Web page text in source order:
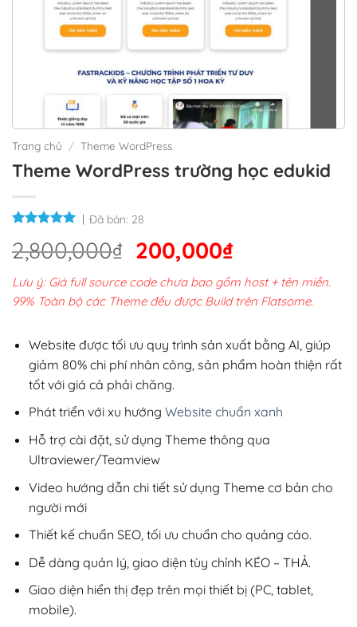
Trang chủ / Theme WordPress
Theme WordPress trường học edukid
Đã bán: 28
2,800,000₫ Giá
gốc
là:
2,800,000₫.
200,000₫Giá
hiện
tại
200,000₫.
Lưu ý: Giá full source code chưa bao gồm host + tên miền.
99% Toàn bộ các Theme đều được Build trên Flatsome.
Website được tối ưu quy trình sản xuất bằng AI, giúp
giảm 80% chi phí nhân công, sản phẩm hoàn thiện rất
tốt với giá cả phải chăng.
Phát triển với xu hướng Website chuẩn xanh
Hỗ trợ cài đặt, sử dụng Theme thông qua
Ultraviewer/Teamview
Video hướng dẫn chi tiết sử dụng Theme cơ bản cho
người mới
Thiết kế chuẩn SEO, tối ưu chuẩn cho quảng cáo.
Dễ dàng quản lý, giao diện tùy chỉnh KÉO – THẢ.
Giao diện hiển thị đẹp trên mọi thiết bị (PC, tablet,
mobile).